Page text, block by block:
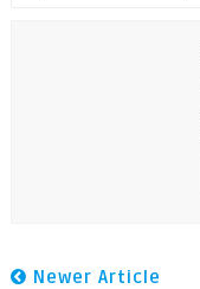
Newer Article